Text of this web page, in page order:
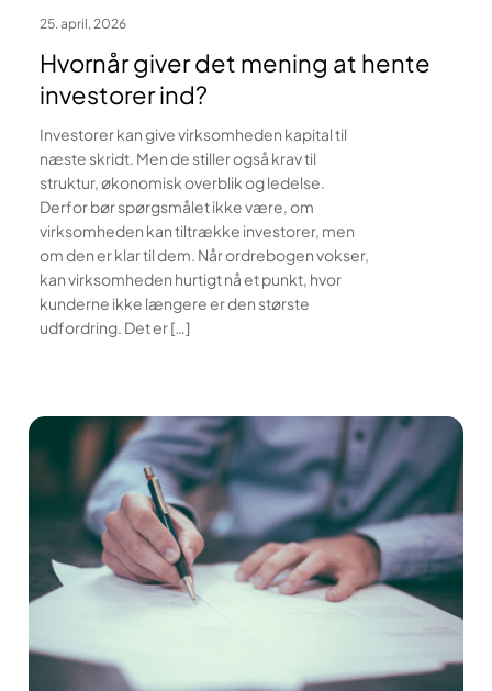
25. april, 2026
Hvornår giver det mening at hente
investorer ind?
Investorer kan give virksomheden kapital til
næste skridt. Men de stiller også krav til
struktur, økonomisk overblik og ledelse.
Derfor bør spørgsmålet ikke være, om
virksomheden kan tiltrække investorer, men
om den er klar til dem. Når ordrebogen vokser,
kan virksomheden hurtigt nå et punkt, hvor
kunderne ikke længere er den største
udfordring. Det er […]